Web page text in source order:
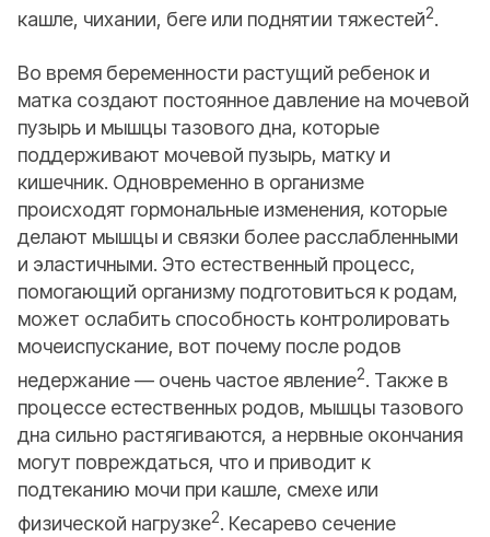
кашле, чихании, беге или поднятии тяжестей2.
Во время беременности растущий ребенок и
матка создают постоянное давление на мочевой
пузырь и мышцы тазового дна, которые
поддерживают мочевой пузырь, матку и
кишечник. Одновременно в организме
происходят гормональные изменения, которые
делают мышцы и связки более расслабленными
и эластичными. Это естественный процесс,
помогающий организму подготовиться к родам,
может ослабить способность контролировать
мочеиспускание, вот почему после родов
недержание — очень частое явление2. Также в
процессе естественных родов, мышцы тазового
дна сильно растягиваются, а нервные окончания
могут повреждаться, что и приводит к
подтеканию мочи при кашле, смехе или
физической нагрузке2. Кесарево сечение